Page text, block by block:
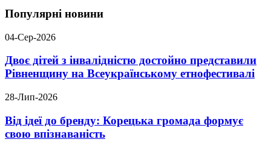
Популярні новини
04-Сер-2026
Двоє дітей з інвалідністю достойно представили
Рівненщину на Всеукраїнському етнофестивалі
28-Лип-2026
Від ідеї до бренду: Корецька громада формує
свою впізнаваність